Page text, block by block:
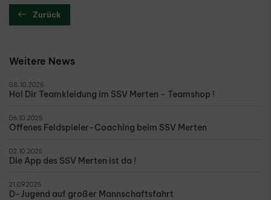
Zurück
Weitere News
08.10.2025
Hol Dir Teamkleidung im SSV Merten - Teamshop !
06.10.2025
Offenes Feldspieler-Coaching beim SSV Merten
02.10.2025
Die App des SSV Merten ist da !
21.09.2025
D-Jugend auf großer Mannschaftsfahrt